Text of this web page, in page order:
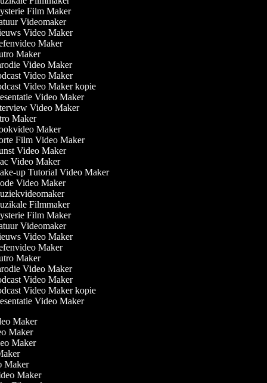
Film Maker
Videomaker
Video Maker
Maker
Maker
Video Maker
Video Maker
Video Maker kopie
Video Maker
Video Maker
Maker
Maker
Film Video Maker
Video Maker
Video Maker
up Tutorial Video Maker
Video Maker
Filmmaker
Film Maker
Videomaker
Video Maker
Maker
Maker
Video Maker
Video Maker
Video Maker kopie
Video Maker
Maker
Maker
Maker
Maker
Maker